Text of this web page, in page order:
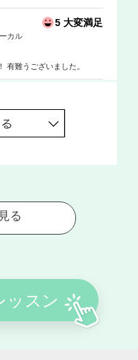
5 大変満足
カル
有難うございました。